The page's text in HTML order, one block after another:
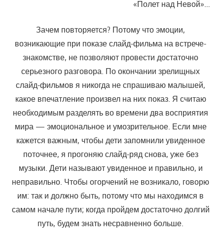
«Полет над Невой»…
Зачем повторяется? Потому что эмоции,
возникающие при пока­зе слайд-фильма на встрече-
знакомстве, не позволяют провести доста­точно
серьезного разговора. По окончании зрелищных
слайд-фильмов я никогда не спрашиваю малышей,
какое впечатление произвел на них показ. Я считаю
необходимым разделять во времени два восприятия
мира — эмоциональное и умозрительное. Если мне
кажется важным, чтобы дети запомнили увиденное
поточнее, я прогоняю слайд-ряд сно­ва, уже без
музыки. Дети называют увиденное и правильно, и
непра­вильно. Чтобы огорчений не возникало, говорю
им: так и должно быть, потому что мы находимся в
самом начале пути; когда пройдем доста­точно долгий
путь, будем знать несравненно больше.